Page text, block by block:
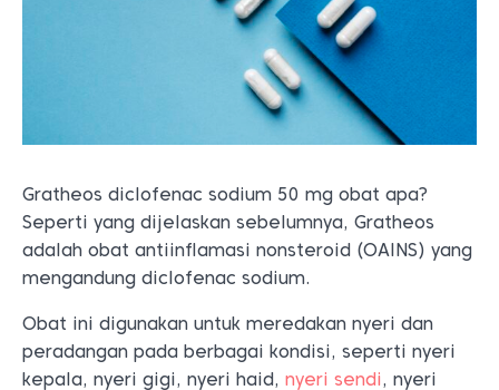
Gratheos diclofenac sodium 50 mg obat apa?
Seperti yang dijelaskan sebelumnya, Gratheos
adalah obat antiinflamasi nonsteroid (OAINS) yang
mengandung diclofenac sodium.
Obat ini digunakan untuk meredakan nyeri dan
peradangan pada berbagai kondisi, seperti nyeri
kepala, nyeri gigi, nyeri haid, nyeri sendi, nyeri